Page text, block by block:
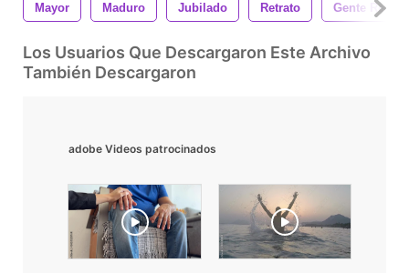
Mayor Maduro Jubilado Retrato Gente Real
Los Usuarios Que Descargaron Este Archivo
También Descargaron
adobe Videos patrocinados